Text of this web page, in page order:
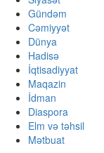
Gündəm
Cəmiyyət
Dünya
Hadisə
İqtisadiyyat
Maqazin
İdman
Diaspora
Elm və təhsil
Mətbuat